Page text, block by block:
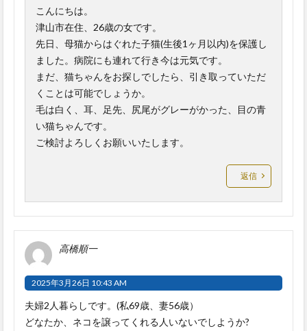
こんにちは。
津山市在住、26歳の女です。
先日、母猫からはぐれた子猫(生後1ヶ月以内)を保護し
ました。病院にも連れて行き今は元気です。
まだ、猫ちゃんをお探しでしたら、引き取っていただ
くことは可能でしょうか。
毛は白く、耳、足先、尻尾がグレーがかった、目の青
い猫ちゃんです。
ご検討よろしくお願いいたします。
返信
高橋順一
2025年3月26日 10:43 AM
夫婦2人暮らしです。(私69歳、妻56歳）
どなたか、ネコを譲ってくれる人いないでしようか?